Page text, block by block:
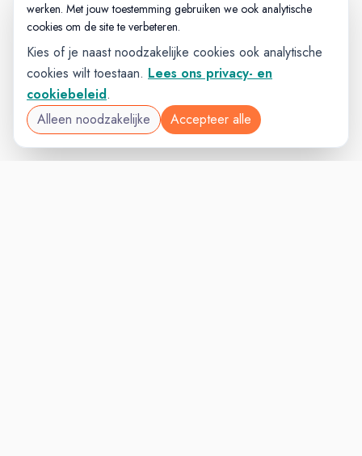
werken. Met jouw toestemming gebruiken we ook analytische
cookies om de site te verbeteren.
Kies of je naast noodzakelijke cookies ook analytische
cookies wilt toestaan. Lees ons privacy- en
cookiebeleid.
Alleen noodzakelijke
Accepteer alle